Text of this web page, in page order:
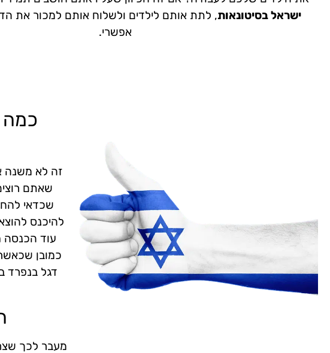
ישראל בסיטונאות, לתת אותם לילדים ולשלוח אותם למכור את
אפשרי.
כמה
זה לא משנה
שאתם
שכדאי
להיכנס
עוד
כמובן
דגל בנפרד
מעבר לכך